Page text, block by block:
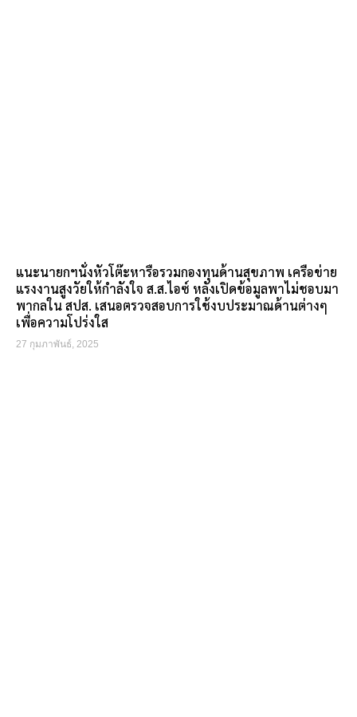
แนะนายกฯนั่งหัวโต๊ะหารือรวมกองทุนด้านสุขภาพ เครือข่าย
แรงงานสูงวัยให้กำลังใจ ส.ส.ไอซ์ หลังเปิดข้อมูลพาไม่ชอบมา
พากลใน สปส. เสนอตรวจสอบการใช้งบประมาณด้านต่างๆ
เพื่อความโปร่งใส
27 กุมภาพันธ์, 2025